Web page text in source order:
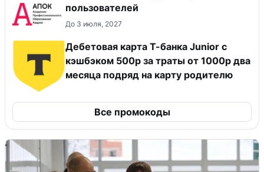
пользователей
До 3 июля, 2027
Дебетовая карта Т-банка Junior с
кэшбэком 500р за траты от 1000р два
месяца подряд на карту родителю
Все промокоды